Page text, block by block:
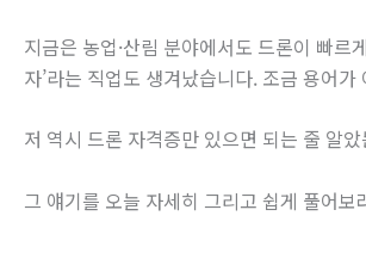
지금은 농업·산림 분야에서도 드론이 빠르
자’라는 직업도 생겨났습니다. 조금 용어가
저 역시 드론 자격증만 있으면 되는 줄 알
그 얘기를 오늘 자세히 그리고 쉽게 풀어보